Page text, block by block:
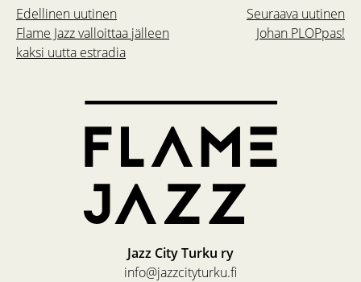
Seuraava uutinen
Johan PLOPpas!
Edellinen uutinen
Flame Jazz valloittaa jälleen
kaksi uutta estradia
Jazz City Turku ry
info@jazzcityturku.fi